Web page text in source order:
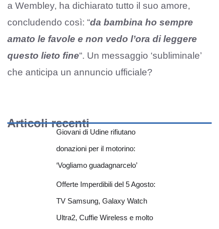
a Wembley, ha dichiarato tutto il suo amore,
concludendo così: “da bambina ho sempre
amato le favole e non vedo l’ora di leggere
questo lieto fine“. Un messaggio ‘subliminale’
che anticipa un annuncio ufficiale?
Articoli recenti
Giovani di Udine rifiutano
donazioni per il motorino:
‘Vogliamo guadagnarcelo’
Offerte Imperdibili del 5 Agosto:
TV Samsung, Galaxy Watch
Ultra2, Cuffie Wireless e molto